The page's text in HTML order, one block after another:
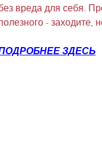
вреда для себя.
- заходите,
ЗДЕСЬ